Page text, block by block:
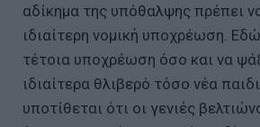
αδίκημα της υπόθαλψης πρέπει
ιδιαίτερη νομική υποχρέωση.
τέτοια υποχρέωση όσο και να
ιδιαίτερα θλιβερό τόσο νέα
υποτίθεται ότι οι γενιές